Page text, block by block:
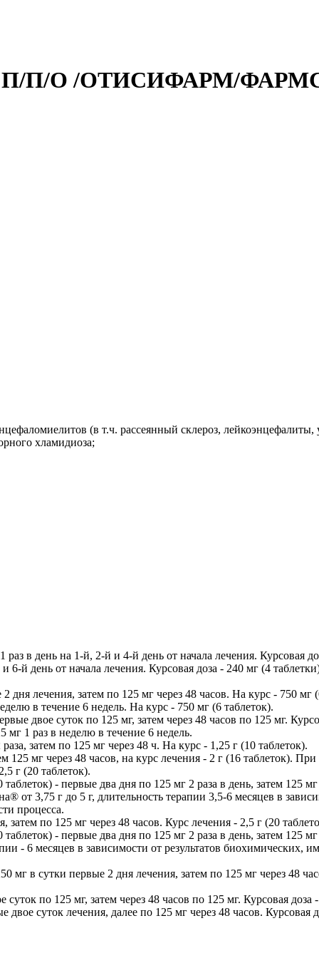
П/П/О /ОТИСИФАРМ/
(в т.ч. рассеянный склероз, лейкоэнцефалиты,
хламидиоза;
в день на 1-й, 2-й и 4-й день от начала лечения. Курсовая
й день от начала лечения. Курсовая доза - 240 мг (4
лечения, затем по 125 мг через 48 часов. На курс - 750 мг
в течение 6 недель. На курс - 750 мг (6 таблеток).
двое суток по 125 мг, затем через 48 часов по 125 мг.
1 раз в неделю в течение 6 недель.
затем по 125 мг через 48 ч. На курс - 1,25 г (10 таблеток).
125 мг через 48 часов, на курс лечения - 2 г (16 таблеток).
г (20 таблеток).
- первые два дня по 125 мг 2 раза в день, затем 125
от 3,75 г до 5 г, длительность терапии 3,5-6 месяцев в
процесса.
по 125 мг через 48 часов. Курс лечения - 2,5 г (20
- первые два дня по 125 мг 2 раза в день, затем 125
- 6 месяцев в зависимости от результатов биохимических,
в сутки первые 2 дня лечения, затем по 125 мг через 48
по 125 мг, затем через 48 часов по 125 мг. Курсовая доза
суток лечения, далее по 125 мг через 48 часов. Курсовая